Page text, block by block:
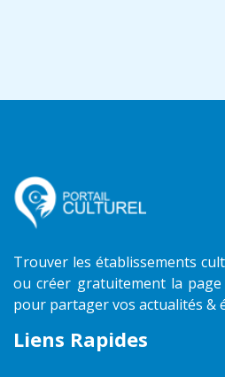
Trouver les établissements
ou créer gratuitement la
pour partager vos actualités &
Liens Rapides